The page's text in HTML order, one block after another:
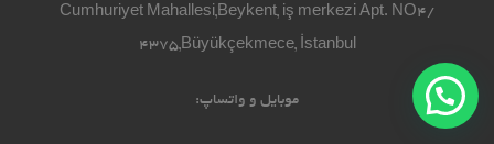
Cumhuriyet Mahallesi,Beykent, iş merkezi Apt. NO4/
4375,Büyükçekmece, İstanbul
موبایل و واتساپ: